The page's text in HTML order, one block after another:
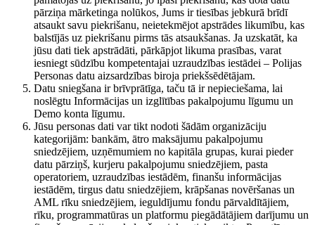
pārziņa mārketinga nolūkos, Jums ir tiesības jebkurā brīdī
atsaukt savu piekrišanu, neietekmējot apstrādes likumību, kas
balstījās uz piekrišanu pirms tās atsaukšanas. Ja uzskatāt, ka
jūsu dati tiek apstrādāti, pārkāpjot likuma prasības, varat
iesniegt sūdzību kompetentajai uzraudzības iestādei – Polijas
Personas datu aizsardzības biroja priekšsēdētājam.
Datu sniegšana ir brīvprātīga, taču tā ir nepieciešama, lai
noslēgtu Informācijas un izglītības pakalpojumu līgumu un
Demo konta līgumu.
Jūsu personas dati var tikt nodoti šādām organizāciju
kategorijām: bankām, ātro maksājumu pakalpojumu
sniedzējiem, uzņēmumiem no kapitāla grupas, kurai pieder
datu pārziņš, kurjeru pakalpojumu sniedzējiem, pasta
operatoriem, uzraudzības iestādēm, finanšu informācijas
iestādēm, tirgus datu sniedzējiem, krāpšanas novēršanas un
AML rīku sniedzējiem, ieguldījumu fondu pārvaldītājiem,
rīku, programmatūras un platformu piegādātājiem darījumu un